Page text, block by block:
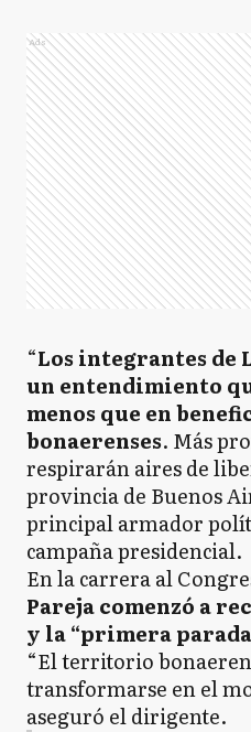
Ads
“Los integrantes de
un entendimiento
menos que en
bonaerenses. Más
respirarán aires de
provincia de Buenos
principal armador
campaña presidencial.
En la carrera al
Pareja comenzó a
y la “primera
“El territorio
transformarse en el
aseguró el dirigente.